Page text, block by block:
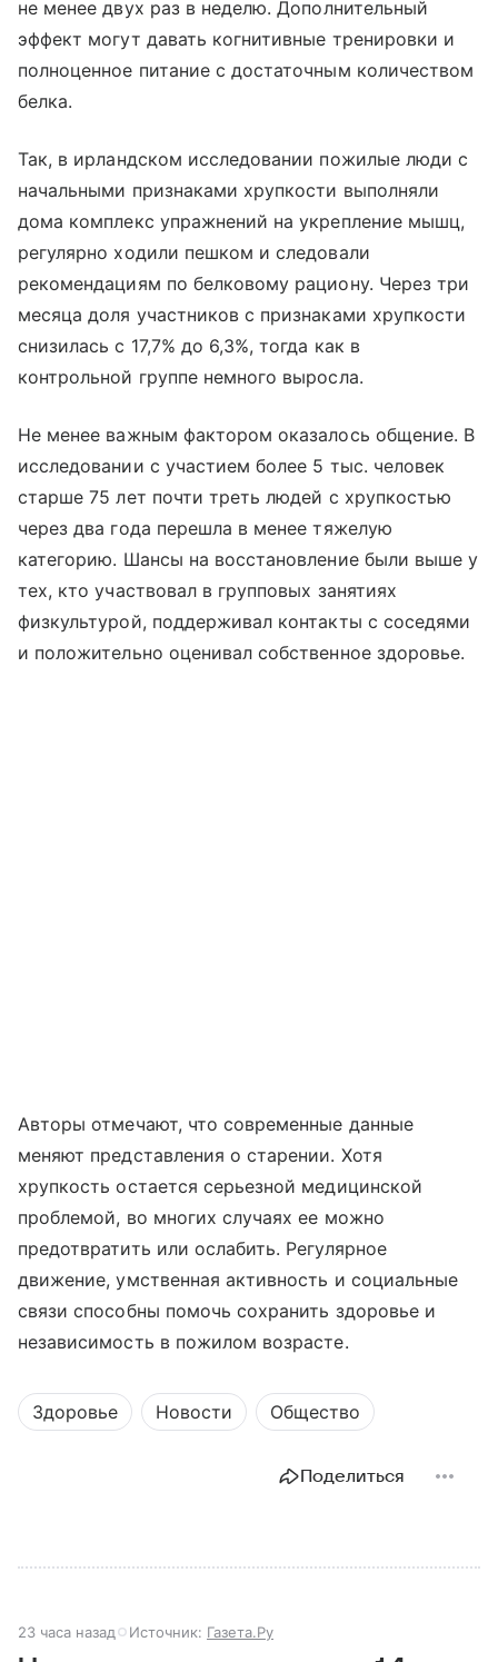
не менее двух раз в неделю. Дополнительный
эффект могут давать когнитивные тренировки и
полноценное питание с достаточным количеством
белка.
Так, в ирландском исследовании пожилые люди с
начальными признаками хрупкости выполняли
дома комплекс упражнений на укрепление мышц,
регулярно ходили пешком и следовали
рекомендациям по белковому рациону. Через три
месяца доля участников с признаками хрупкости
снизилась с 17,7% до 6,3%, тогда как в
контрольной группе немного выросла.
Не менее важным фактором оказалось общение. В
исследовании с участием более 5 тыс. человек
старше 75 лет почти треть людей с хрупкостью
через два года перешла в менее тяжелую
категорию. Шансы на восстановление были выше у
тех, кто участвовал в групповых занятиях
физкультурой, поддерживал контакты с соседями
и положительно оценивал собственное здоровье.
Авторы отмечают, что современные данные
меняют представления о старении. Хотя
хрупкость остается серьезной медицинской
проблемой, во многих случаях ее можно
предотвратить или ослабить. Регулярное
движение, умственная активность и социальные
связи способны помочь сохранить здоровье и
независимость в пожилом возрасте.
Здоровье Новости Общество
Поделиться
23 часа назад Источник: Газета.Ру